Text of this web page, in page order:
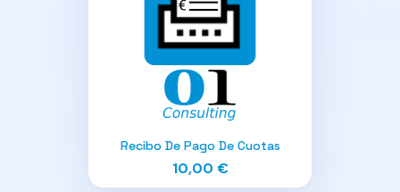
Recibo De Pago De Cuotas
10,00 €